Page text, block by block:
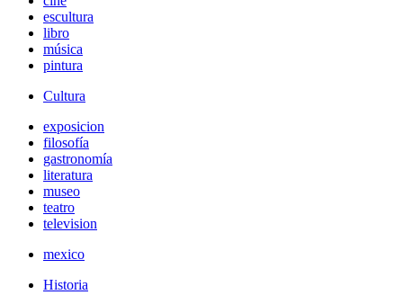
escultura
libro
música
pintura
Cultura
exposicion
filosofía
gastronomía
literatura
museo
teatro
television
mexico
Historia